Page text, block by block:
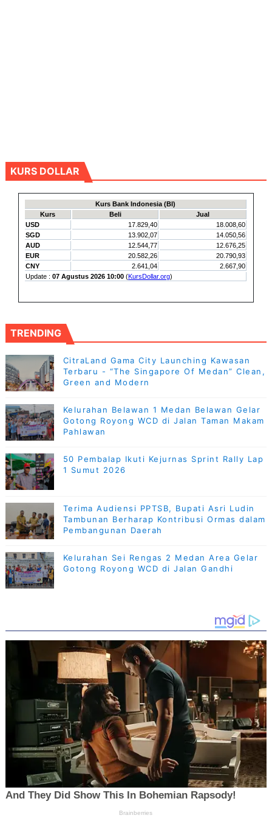
KURS DOLLAR
TRENDING
CitraLand Gama City Launching Kawasan
Terbaru - “The Singapore Of Medan” Clean,
Green and Modern
Kelurahan Belawan 1 Medan Belawan Gelar
Gotong Royong WCD di Jalan Taman Makam
Pahlawan
50 Pembalap Ikuti Kejurnas Sprint Rally Lap
1 Sumut 2026
Terima Audiensi PPTSB, Bupati Asri Ludin
Tambunan Berharap Kontribusi Ormas dalam
Pembangunan Daerah
Kelurahan Sei Rengas 2 Medan Area Gelar
Gotong Royong WCD di Jalan Gandhi